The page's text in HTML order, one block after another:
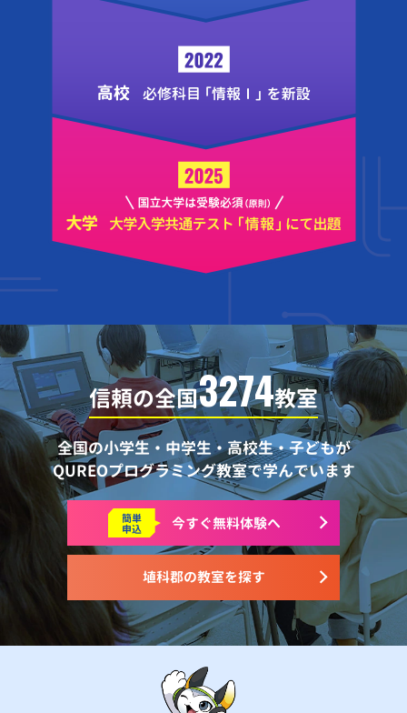
信頼の全国3274教室
全国の小学生・中学生・高校生・子どもが
QUREOプログラミング教室で学んでいます
埴科郡の教室を探す
簡単
申込 今すぐ無料体験へ